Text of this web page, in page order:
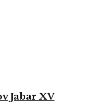
Jabar XV